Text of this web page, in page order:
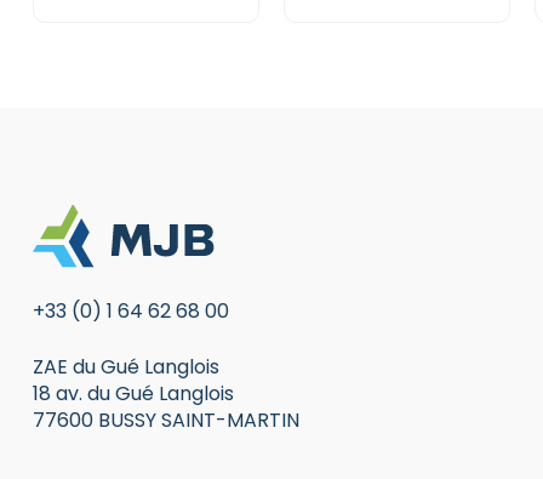
+33 (0) 1 64 62 68 00
ZAE du Gué Langlois
18 av. du Gué Langlois
77600 BUSSY SAINT-MARTIN